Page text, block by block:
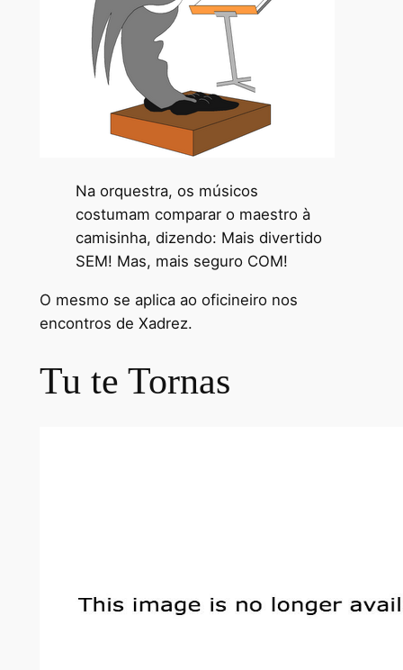
Na orquestra, os músicos
costumam comparar o maestro à
camisinha, dizendo: Mais divertido
SEM! Mas, mais seguro COM!
O mesmo se aplica ao oficineiro nos
encontros de Xadrez.
Tu te Tornas